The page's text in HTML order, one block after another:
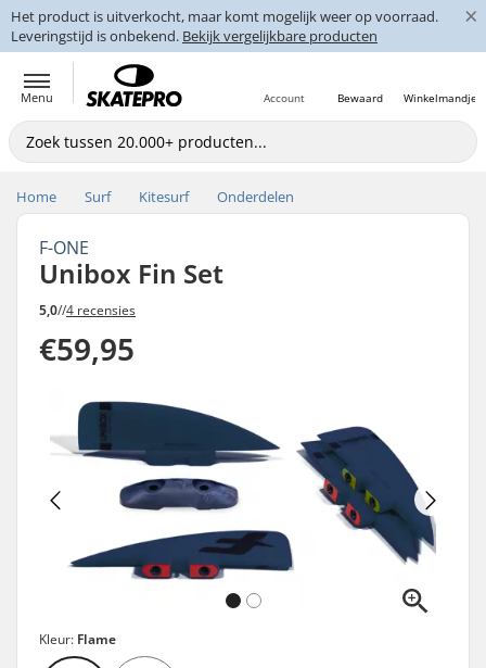
Het product is uitverkocht, maar komt mogelijk weer op voorraad.
Leveringstijd is onbekend. Bekijk vergelijkbare producten
×
Menu Winkelmandje
Bewaard
Account
Home Surf Kitesurf Onderdelen
F-ONE
Unibox Fin Set
5,0//4 recensies
€59,95
Kleur: Flame